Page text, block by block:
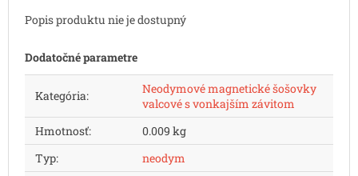
Popis produktu nie je dostupný
Dodatočné parametre
Kategória:
Neodymové magnetické šošovky
valcové s vonkajším závitom
Hmotnosť:
0.009 kg
Typ:
neodym